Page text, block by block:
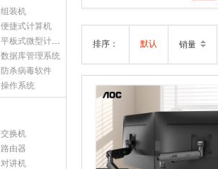
组装机
便捷式计算机
平板式微型计算机
数据库管理系统
防杀病毒软件
操作系统
交换机
路由器
对讲机
排序： 默认 销量